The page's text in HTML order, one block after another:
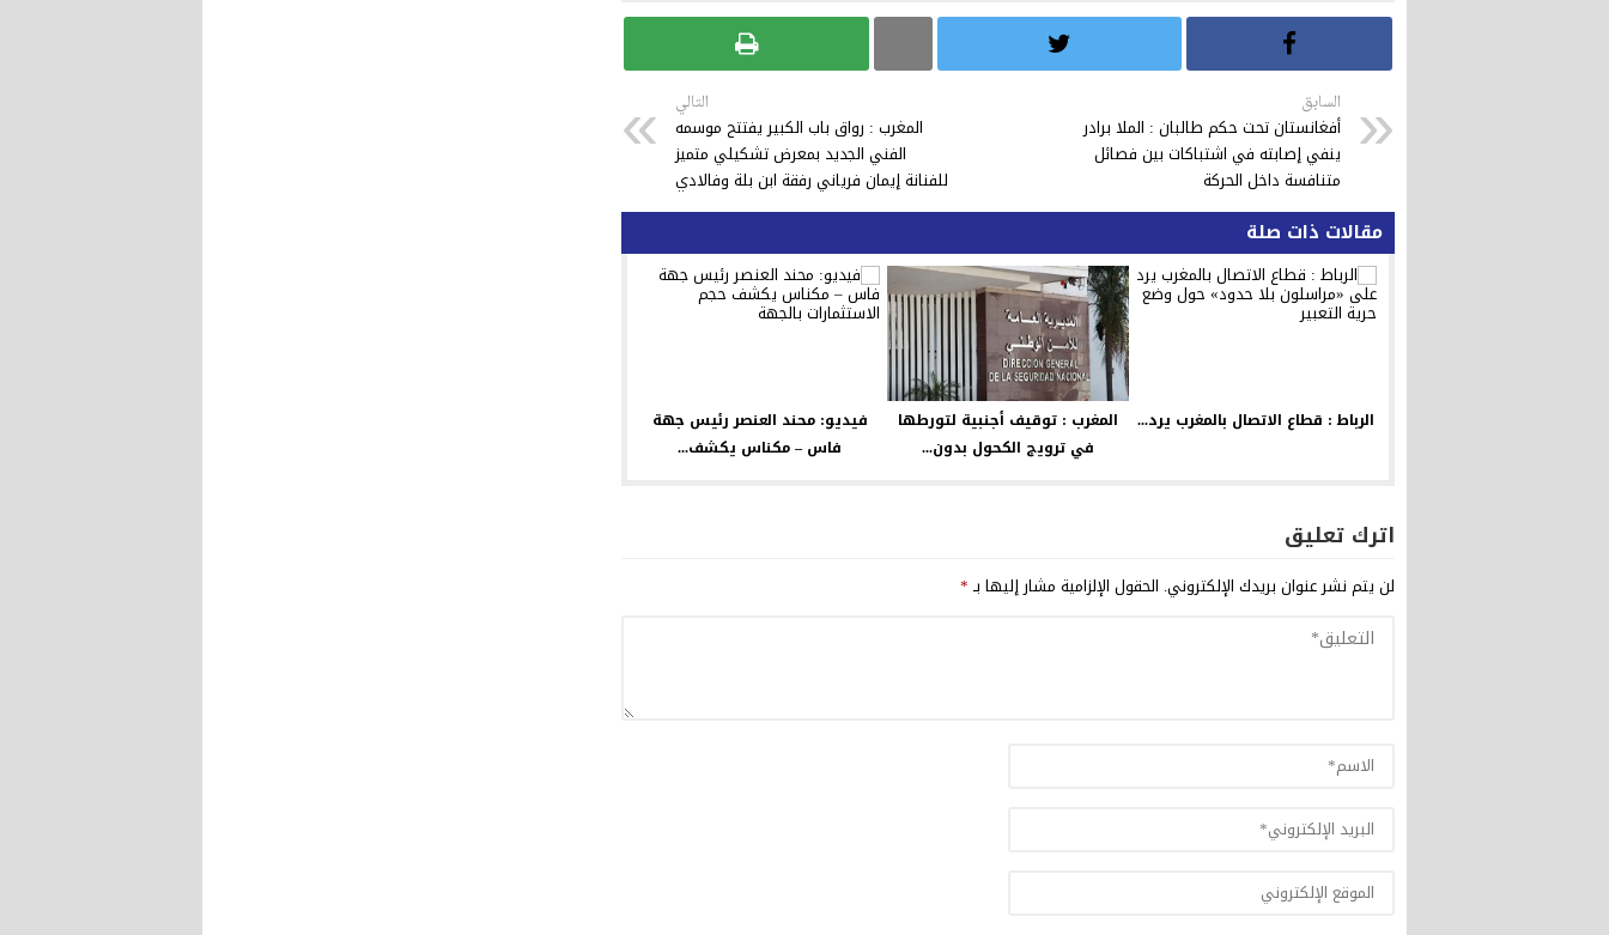
السابق
أفغانستان تحت حكم طالبان : الملا برادر
ينفي إصابته في اشتباكات بين فصائل
متنافسة داخل الحركة
التالي
المغرب : رواق باب الكبير يفتتح موسمه
الفني الجديد بمعرض تشكيلي متميز
للفنانة إيمان فرياني رفقة ابن بلة وفالادي
مقالات ذات صلة
الرباط : قطاع الاتصال بالمغرب يرد...
المغرب : توقيف أجنبية لتورطها
في ترويج الكحول بدون...
فيديو: محند العنصر رئيس جهة
فاس – مكناس يكشف...
اترك تعليق
لن يتم نشر عنوان بريدك الإلكتروني. الحقول الإلزامية مشار إليها بـ*